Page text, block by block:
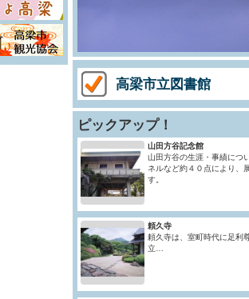
高梁市立図書館
ピックアップ！
山田方谷記念館
山田方谷の生涯・事績につ
ネルなど約４０点により、
す。
頼久寺
頼久寺は、室町時代に足利
立…